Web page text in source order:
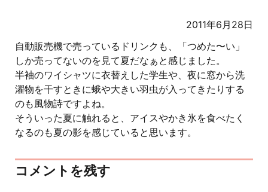
2011年6月28日
自動販売機で売っているドリンクも、「つめた〜い」
しか売ってないのを見て夏だなぁと感じました。
半袖のワイシャツに衣替えした学生や、夜に窓から洗
濯物を干すときに蛾や大きい羽虫が入ってきたりする
のも風物詩ですよね。
そういった夏に触れると、アイスやかき氷を食べたく
なるのも夏の影を感じていると思います。
コメントを残す